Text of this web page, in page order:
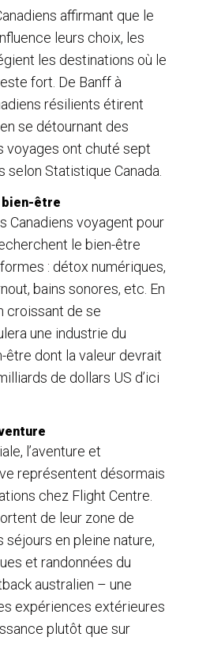
affirmant que le
leurs choix, les
les destinations où le
fort. De Banff à
résilients étirent
se détournant des
voyages ont chuté sept
Statistique Canada.
bien-être
Canadiens voyagent pour
le bien-être
: détox numériques,
bains sonores, etc. En
croissant de se
une industrie du
être dont la valeur devrait
de dollars US d’ici
l’aventure et
représentent désormais
chez Flight Centre.
de leur zone de
en pleine nature,
et randonnées du
australien – une
expériences extérieures
plutôt que sur